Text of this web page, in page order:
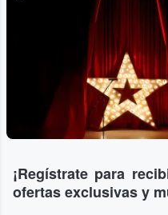
¡Regístrate para
ofertas exclusivas y